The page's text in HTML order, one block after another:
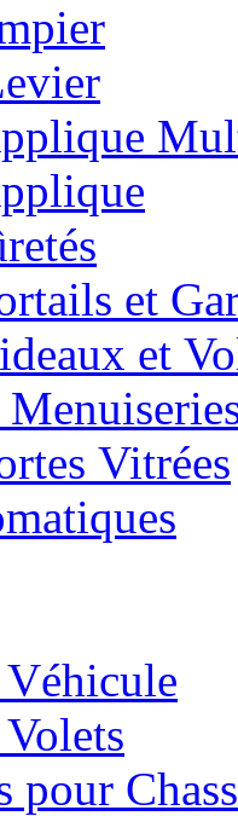
et
et
Vitrées
pour